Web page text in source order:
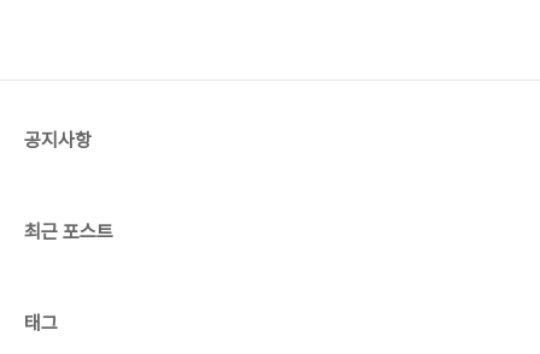
깅 방식은 소스코드를 컴파일하여 실행파일을 만들
공지사항
최근 포스트
태그